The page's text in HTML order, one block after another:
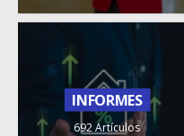
INFORMES
692 Artículos